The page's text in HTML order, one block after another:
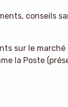
conseils
sur le marché
la Poste